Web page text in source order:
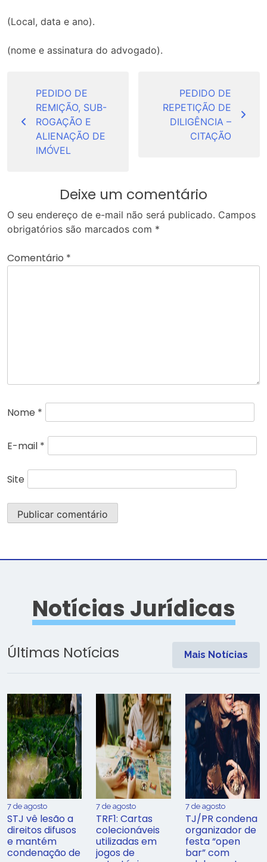
(Local, data e ano).
(nome e assinatura do advogado).
Post
PEDIDO DE
REMIÇÃO, SUB-
ROGAÇÃO E
ALIENAÇÃO DE
IMÓVEL
PEDIDO DE
REPETIÇÃO DE
DILIGÊNCIA –
CITAÇÃO
Deixe um comentário
O seu endereço de e-mail não será publicado. Campos
obrigatórios são marcados com *
Comentário *
Nome *
E-mail *
Site
Notícias Jurídicas
Últimas Notícias Mais Notícias
7 de agosto
STJ vê lesão a
direitos difusos
e mantém
condenação de
7 de agosto
TRF1: Cartas
colecionáveis
utilizadas em
jogos de
7 de agosto
TJ/PR condena
organizador de
festa “open
bar” com